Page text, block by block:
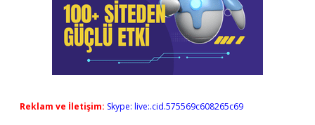
Reklam ve İletişim: Skype: live:.cid.575569c608265c69